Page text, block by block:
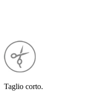
Taglio corto.